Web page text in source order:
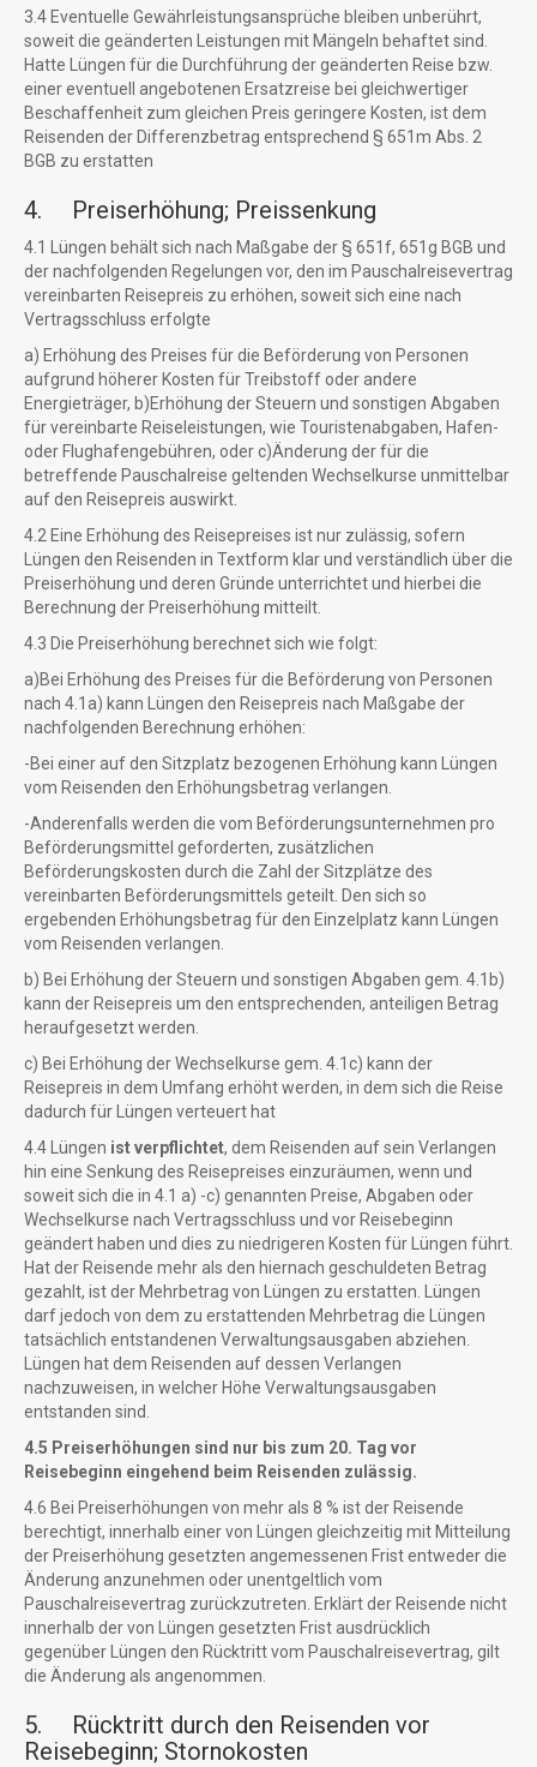
3.4 Eventuelle Gewährleistungsansprüche bleiben unberührt,
soweit die geänderten Leistungen mit Mängeln behaftet sind.
Hatte Lüngen für die Durchführung der geänderten Reise bzw.
einer eventuell angebotenen Ersatzreise bei gleichwertiger
Beschaffenheit zum gleichen Preis geringere Kosten, ist dem
Reisenden der Differenzbetrag entsprechend § 651m Abs. 2
BGB zu erstatten
4. Preiserhöhung; Preissenkung
4.1 Lüngen behält sich nach Maßgabe der § 651f, 651g BGB und
der nachfolgenden Regelungen vor, den im Pauschalreisevertrag
vereinbarten Reisepreis zu erhöhen, soweit sich eine nach
Vertragsschluss erfolgte
a) Erhöhung des Preises für die Beförderung von Personen
aufgrund höherer Kosten für Treibstoff oder andere
Energieträger, b)Erhöhung der Steuern und sonstigen Abgaben
für vereinbarte Reiseleistungen, wie Touristenabgaben, Hafen-
oder Flughafengebühren, oder c)Änderung der für die
betreffende Pauschalreise geltenden Wechselkurse unmittelbar
auf den Reisepreis auswirkt.
4.2 Eine Erhöhung des Reisepreises ist nur zulässig, sofern
Lüngen den Reisenden in Textform klar und verständlich über die
Preiserhöhung und deren Gründe unterrichtet und hierbei die
Berechnung der Preiserhöhung mitteilt.
4.3 Die Preiserhöhung berechnet sich wie folgt:
a)Bei Erhöhung des Preises für die Beförderung von Personen
nach 4.1a) kann Lüngen den Reisepreis nach Maßgabe der
nachfolgenden Berechnung erhöhen:
-Bei einer auf den Sitzplatz bezogenen Erhöhung kann Lüngen
vom Reisenden den Erhöhungsbetrag verlangen.
-Anderenfalls werden die vom Beförderungsunternehmen pro
Beförderungsmittel geforderten, zusätzlichen
Beförderungskosten durch die Zahl der Sitzplätze des
vereinbarten Beförderungsmittels geteilt. Den sich so
ergebenden Erhöhungsbetrag für den Einzelplatz kann Lüngen
vom Reisenden verlangen.
b) Bei Erhöhung der Steuern und sonstigen Abgaben gem. 4.1b)
kann der Reisepreis um den entsprechenden, anteiligen Betrag
heraufgesetzt werden.
c) Bei Erhöhung der Wechselkurse gem. 4.1c) kann der
Reisepreis in dem Umfang erhöht werden, in dem sich die Reise
dadurch für Lüngen verteuert hat
4.4 Lüngen ist verpflichtet, dem Reisenden auf sein Verlangen
hin eine Senkung des Reisepreises einzuräumen, wenn und
soweit sich die in 4.1 a) -c) genannten Preise, Abgaben oder
Wechselkurse nach Vertragsschluss und vor Reisebeginn
geändert haben und dies zu niedrigeren Kosten für Lüngen führt.
Hat der Reisende mehr als den hiernach geschuldeten Betrag
gezahlt, ist der Mehrbetrag von Lüngen zu erstatten. Lüngen
darf jedoch von dem zu erstattenden Mehrbetrag die Lüngen
tatsächlich entstandenen Verwaltungsausgaben abziehen.
Lüngen hat dem Reisenden auf dessen Verlangen
nachzuweisen, in welcher Höhe Verwaltungsausgaben
entstanden sind.
4.5 Preiserhöhungen sind nur bis zum 20. Tag vor
Reisebeginn eingehend beim Reisenden zulässig.
4.6 Bei Preiserhöhungen von mehr als 8 % ist der Reisende
berechtigt, innerhalb einer von Lüngen gleichzeitig mit Mitteilung
der Preiserhöhung gesetzten angemessenen Frist entweder die
Änderung anzunehmen oder unentgeltlich vom
Pauschalreisevertrag zurückzutreten. Erklärt der Reisende nicht
innerhalb der von Lüngen gesetzten Frist ausdrücklich
gegenüber Lüngen den Rücktritt vom Pauschalreisevertrag, gilt
die Änderung als angenommen.
5. Rücktritt durch den Reisenden vor
Reisebeginn; Stornokosten